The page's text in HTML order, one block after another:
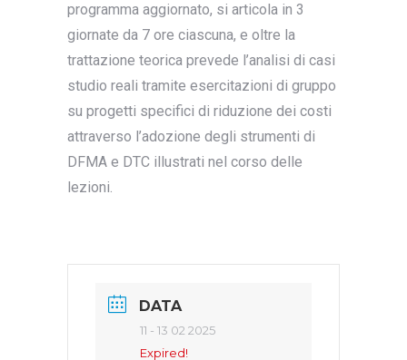
programma aggiornato, si articola in 3
giornate da 7 ore ciascuna, e oltre la
trattazione teorica prevede l’analisi di casi
studio reali tramite esercitazioni di gruppo
su progetti specifici di riduzione dei costi
attraverso l’adozione degli strumenti di
DFMA e DTC illustrati nel corso delle
lezioni.
DATA
11 - 13 02 2025
Expired!